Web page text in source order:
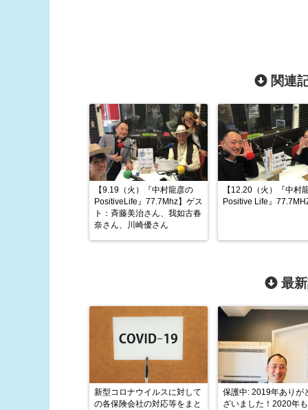
関連
【9.19（火）『中村龍彦の
PositiveLife』77.7Mhz】ゲス
ト：斉藤美治さん、我如古春
奈さん、川崎優さん
【12.20（火）『中村
Positive Life』
最
新型コロナウイルスに対して
の各保険会社の対応等をまと
保護中: 2019年ありが
ざいました！2020年